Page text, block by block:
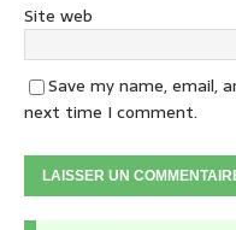
Site web
Save my name, email,
next time I comment.